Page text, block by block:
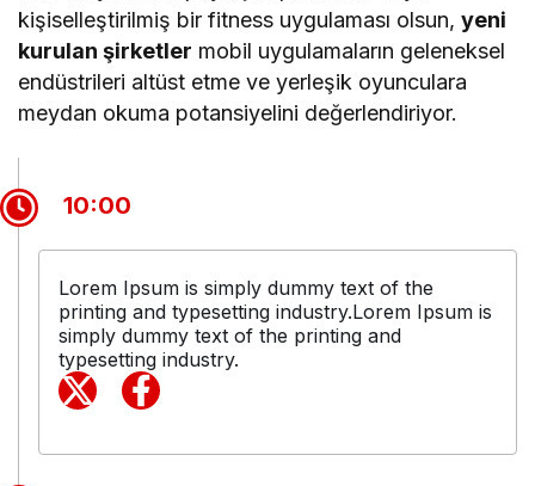
kişiselleştirilmiş bir fitness uygulaması olsun,yeni
kurulan şirketler mobil uygulamaların geleneksel
endüstrileri altüst etme ve yerleşik oyunculara
meydan okuma potansiyelini değerlendiriyor.
10:00
Lorem Ipsum is simply dummy text of the
printing and typesetting industry.Lorem Ipsum is
simply dummy text of the printing and
typesetting industry.